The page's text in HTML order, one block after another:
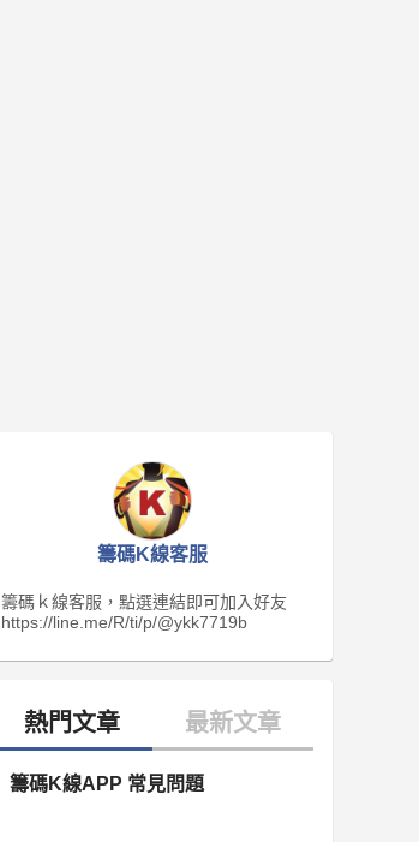
籌碼K線客服
籌碼ｋ線客服，點選連結即可加入好友
https://line.me/R/ti/p/@ykk7719b
籌碼K線APP 常見問題